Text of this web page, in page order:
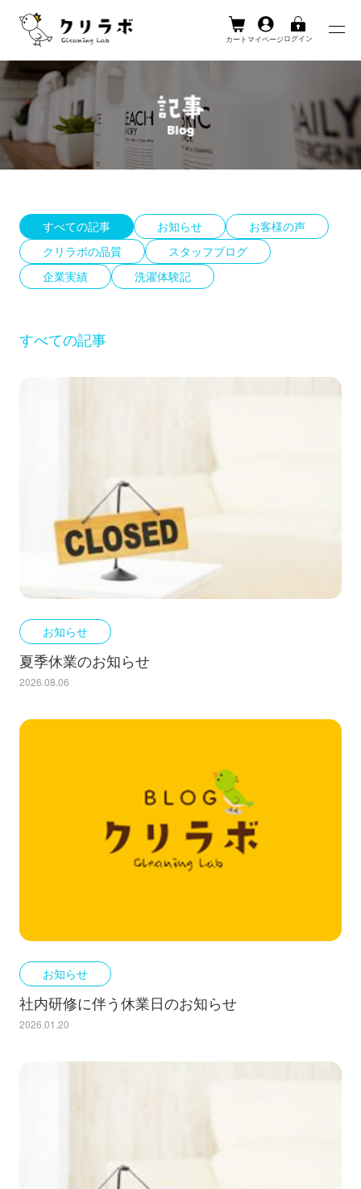
to
カートマイページログイン
すべての記事 お知らせ
お客様の声
クリラボの品質
スタッフブログ
企業実績
洗濯体験記
すべての記事
お知らせ
夏季休業のお知らせ
2026.08.06
お知らせ
社内研修に伴う休業日のお知らせ
2026.01.20